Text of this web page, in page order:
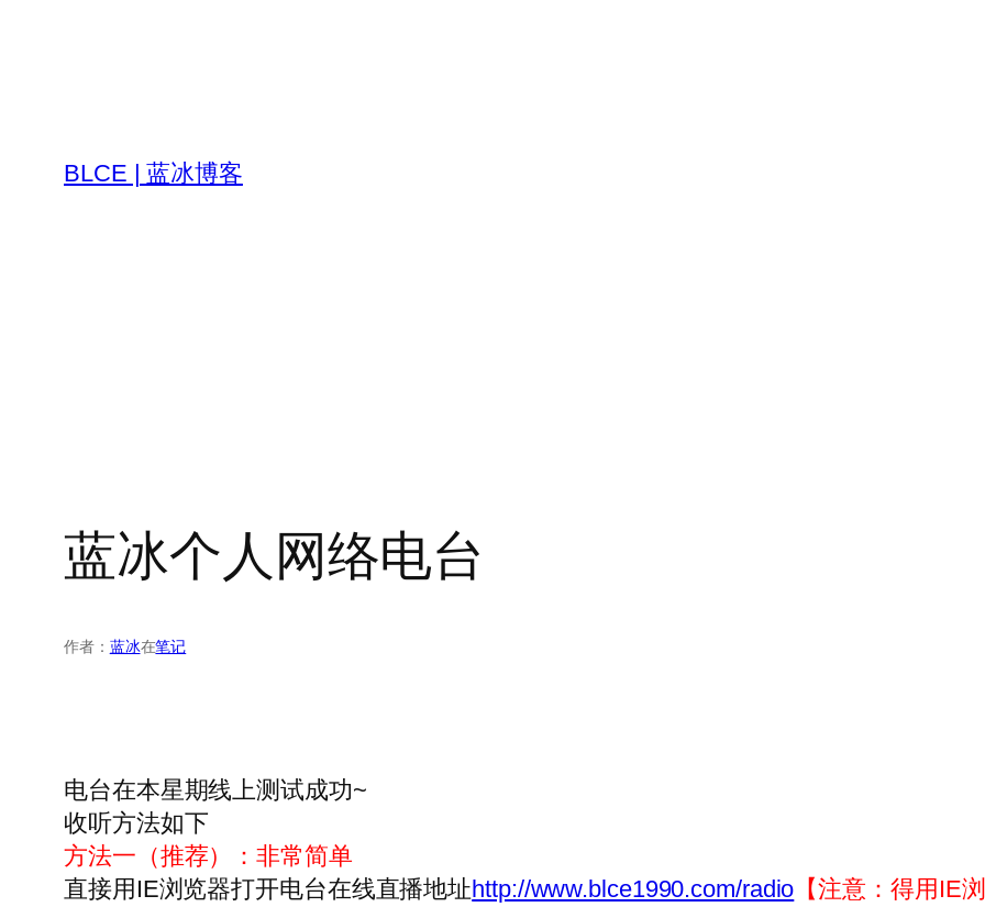
BLCE | 蓝冰博客
蓝冰个人网络电台
作者： 蓝冰在笔记
电台在本星期线上测试成功~
收听方法如下
方法一（推荐）：非常简单
直接用IE浏览器打开电台在线直播地址http://www.blce1990.com/radio 【注意：得用IE